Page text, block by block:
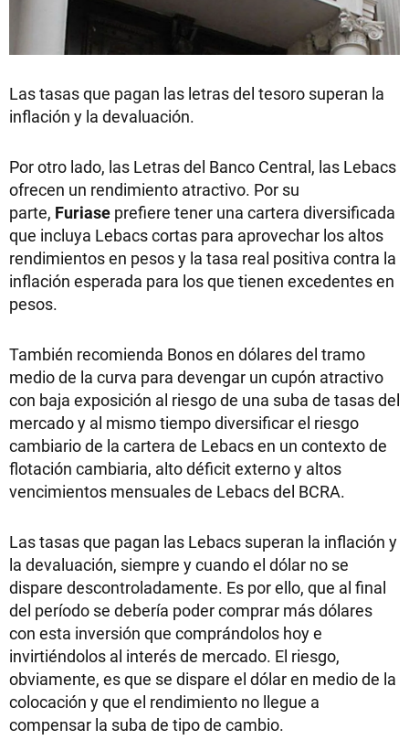
Las tasas que pagan las letras del tesoro superan la
inflación y la devaluación.
Por otro lado, las Letras del Banco Central, las Lebacs
ofrecen un rendimiento atractivo. Por su
parte, Furiase prefiere tener una cartera diversificada
que incluya Lebacs cortas para aprovechar los altos
rendimientos en pesos y la tasa real positiva contra la
inflación esperada para los que tienen excedentes en
pesos.
También recomienda Bonos en dólares del tramo
medio de la curva para devengar un cupón atractivo
con baja exposición al riesgo de una suba de tasas del
mercado y al mismo tiempo diversificar el riesgo
cambiario de la cartera de Lebacs en un contexto de
flotación cambiaria, alto déficit externo y altos
vencimientos mensuales de Lebacs del BCRA.
Las tasas que pagan las Lebacs superan la inflación y
la devaluación, siempre y cuando el dólar no se
dispare descontroladamente. Es por ello, que al final
del período se debería poder comprar más dólares
con esta inversión que comprándolos hoy e
invirtiéndolos al interés de mercado. El riesgo,
obviamente, es que se dispare el dólar en medio de la
colocación y que el rendimiento no llegue a
compensar la suba de tipo de cambio.